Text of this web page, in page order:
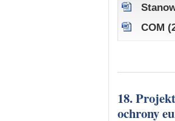
COM
18. Projekt Dyrektywy Parlamentu Europejskiego i Rady dotyczącej
ochrony